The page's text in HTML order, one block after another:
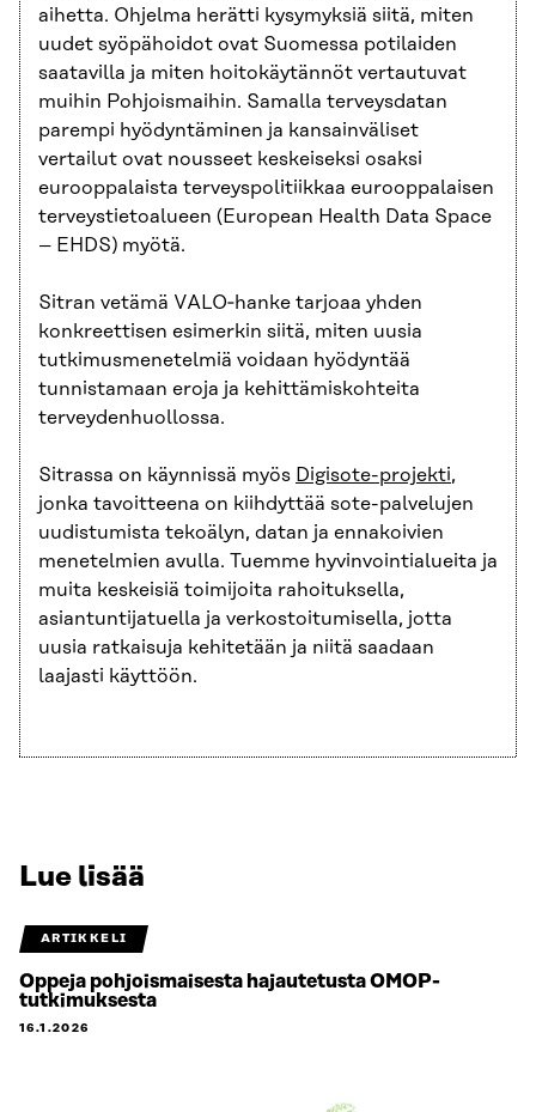
aihetta. Ohjelma herätti kysymyksiä siitä, miten
uudet syöpähoidot ovat Suomessa potilaiden
saatavilla ja miten hoitokäytännöt vertautuvat
muihin Pohjoismaihin. Samalla terveysdatan
parempi hyödyntäminen ja kansainväliset
vertailut ovat nousseet keskeiseksi osaksi
eurooppalaista terveyspolitiikkaa eurooppalaisen
terveystietoalueen (European Health Data Space
– EHDS) myötä.
Sitran vetämä VALO‑hanke tarjoaa yhden
konkreettisen esimerkin siitä, miten uusia
tutkimusmenetelmiä voidaan hyödyntää
tunnistamaan eroja ja kehittämiskohteita
terveydenhuollossa.
Sitrassa on käynnissä myös Digisote-projekti,
jonka tavoitteena on kiihdyttää sote-palvelujen
uudistumista tekoälyn, datan ja ennakoivien
menetelmien avulla. Tuemme hyvinvointialueita ja
muita keskeisiä toimijoita rahoituksella,
asiantuntijatuella ja verkostoitumisella, jotta
uusia ratkaisuja kehitetään ja niitä saadaan
laajasti käyttöön.
Lue lisää
ARTIKKELI
Oppeja pohjoismaisesta hajautetusta OMOP-
tutkimuksesta
16.1.2026